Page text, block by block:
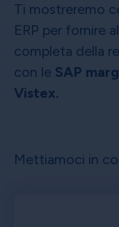
Ti mostreremo
ERP per fornire
completa della
con le SAP
Vistex.
Mettiamoci in